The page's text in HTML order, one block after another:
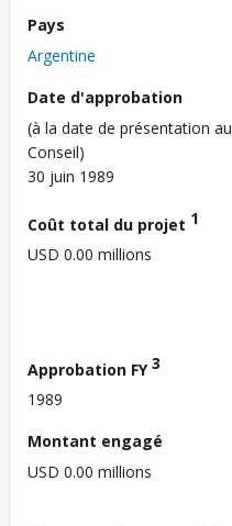
Pays
Argentine
Date d'approbation
(à la date de présentation au
Conseil)
30 juin 1989
Coût total du projet 1
USD 0.00 millions
Approbation FY3
1989
Montant engagé
USD 0.00 millions